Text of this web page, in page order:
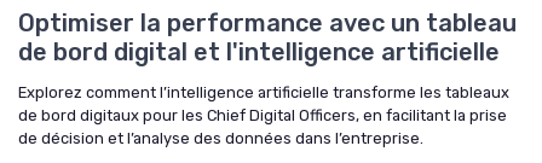
Optimiser la performance avec un tableau
de bord digital et l'intelligence artificielle
Explorez comment l’intelligence artificielle transforme les tableaux
de bord digitaux pour les Chief Digital Officers, en facilitant la prise
de décision et l’analyse des données dans l’entreprise.